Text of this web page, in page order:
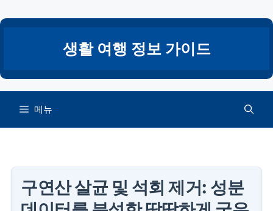
텐
건
너
생활 여행 정보 가이드
메뉴
구연산 살균 및 석회 제거: 성분